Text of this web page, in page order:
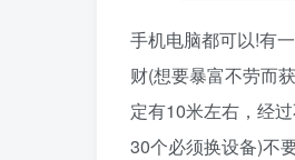
手机电脑都可以!有
财(想要暴富不劳而
定有10米左右，经
30个必须换设备)不